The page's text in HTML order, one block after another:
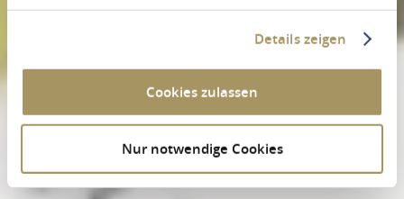
Details zeigen
Cookies zulassen
Nur notwendige Cookies